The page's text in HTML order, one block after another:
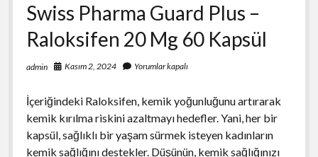
Sayfa Listesi
Shorts Beğeni Kasma Parasız
Ücretsiz En İyi Instagram Beğeni Hilesi
Swiss Pharma Guard Plus –
Raloksifen 20 Mg 60 Kapsül
admin Kasım 2, 2024 Yorumlar kapalı
İçeriğindeki Raloksifen, kemik yoğunluğunu artırarak
kemik kırılma riskini azaltmayı hedefler. Yani, her bir
kapsül, sağlıklı bir yaşam sürmek isteyen kadınların
kemik sağlığını destekler. Düşünün, kemik sağlığınızı